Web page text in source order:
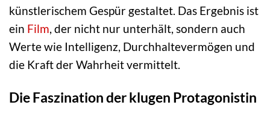
künstlerischem Gespür gestaltet. Das Ergebnis ist
ein Film , der nicht nur unterhält, sondern auch
Werte wie Intelligenz, Durchhaltevermögen und
die Kraft der Wahrheit vermittelt.
Die Faszination der klugen Protagonistin